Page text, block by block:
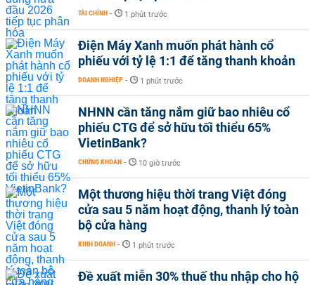
TÀI CHÍNH - 1 phút trước
Điện Máy Xanh muốn phát hành cổ
phiếu với tỷ lệ 1:1 để tăng thanh khoản
DOANH NGHIỆP - 1 phút trước
NHNN cần tăng nắm giữ bao nhiêu cổ
phiếu CTG để sở hữu tối thiểu 65%
VietinBank?
CHỨNG KHOÁN - 10 giờ trước
Một thương hiệu thời trang Việt đóng
cửa sau 5 năm hoạt động, thanh lý toàn
bộ cửa hàng
KINH DOANH - 1 phút trước
Đề xuất miễn 30% thuế thu nhập cho hộ